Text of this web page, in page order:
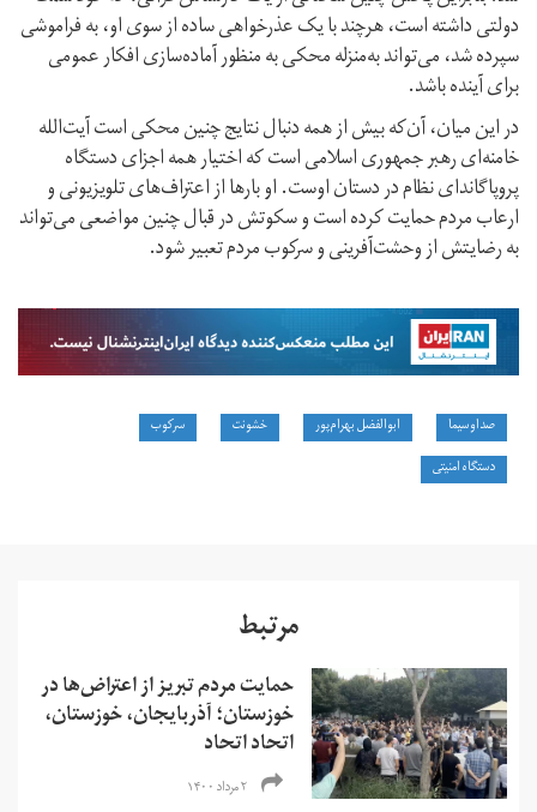
دولتی داشته است، هرچند با یک عذرخواهی ساده از سوی او، به فراموشی
سپرده شد، می‌تواند به‌منزله محکی به منظور آماده‌سازی افکار عمومی
برای آینده باشد.
در این میان، آن‌که بیش از همه دنبال نتایج چنین محکی است آیت‌الله
خامنه‌ای رهبر جمهوری اسلامی است که اختیار همه اجزای دستگاه
پروپاگاندای نظام در دستان اوست. او بارها از اعتراف‌های تلویزیونی و
ارعاب مردم حمایت کرده است و سکوتش در قبال چنین مواضعی می‌تواند
به رضایتش از وحشت‌آفرینی و سرکوب مردم تعبیر شود.
صداوسیما ابوالفضل بهرام‌پور خشونت
سرکوب
دستگاه امنیتی
مرتبط
حمایت مردم تبریز از اعتراض‌ها در
خوزستان؛ آذربایجان، خوزستان،
اتحاد اتحاد
۲ مرداد ۱۴۰۰